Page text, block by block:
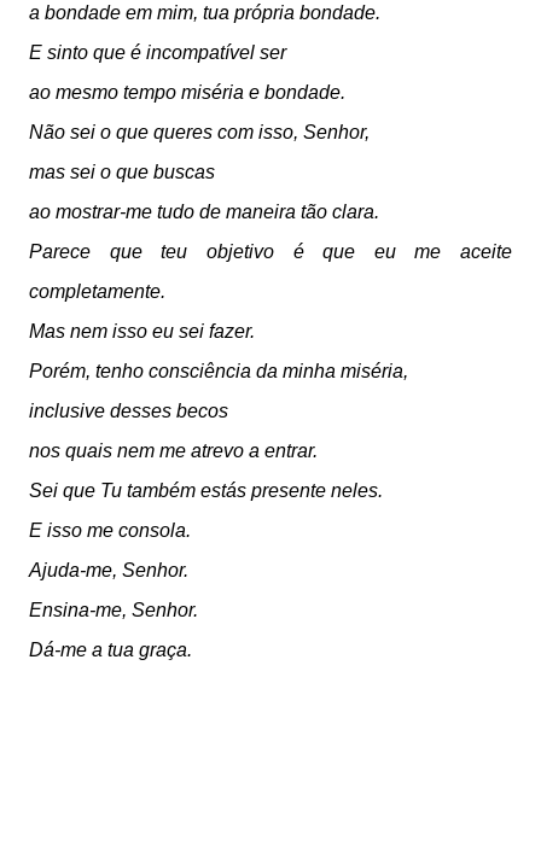
a bondade em mim, tua própria bondade.
E sinto que é incompatível ser
ao mesmo tempo miséria e bondade.
Não sei o que queres com isso, Senhor,
mas sei o que buscas
ao mostrar-me tudo de maneira tão clara.
Parece que teu objetivo é que eu me aceite
completamente.
Mas nem isso eu sei fazer.
Porém, tenho consciência da minha miséria,
inclusive desses becos
nos quais nem me atrevo a entrar.
Sei que Tu também estás presente neles.
E isso me consola.
Ajuda-me, Senhor.
Ensina-me, Senhor.
Dá-me a tua graça.